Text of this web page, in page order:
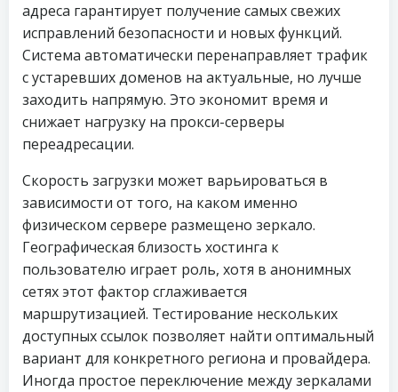
адреса гарантирует получение самых свежих
исправлений безопасности и новых функций.
Система автоматически перенаправляет трафик
с устаревших доменов на актуальные, но лучше
заходить напрямую. Это экономит время и
снижает нагрузку на прокси-серверы
переадресации.
Скорость загрузки может варьироваться в
зависимости от того, на каком именно
физическом сервере размещено зеркало.
Географическая близость хостинга к
пользователю играет роль, хотя в анонимных
сетях этот фактор сглаживается
маршрутизацией. Тестирование нескольких
доступных ссылок позволяет найти оптимальный
вариант для конкретного региона и провайдера.
Иногда простое переключение между зеркалами